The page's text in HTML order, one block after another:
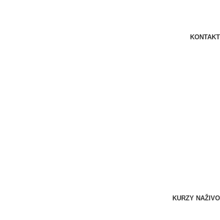
KONTAKT
KURZY NAŽIVO